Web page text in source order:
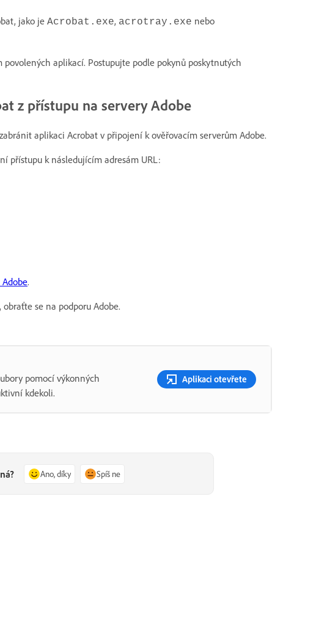
jako je Acrobat.exe, acrotray.exe nebo
aplikací. Postupujte podle pokynů poskytnutých
z přístupu na servery Adobe
aplikaci Acrobat v připojení k ověřovacím serverům Adobe.
přístupu k následujícím adresám URL:
.
se na podporu Adobe.
pomocí výkonných
kdekoli.
Aplikaci otevřete
Ano, díky Spíš ne